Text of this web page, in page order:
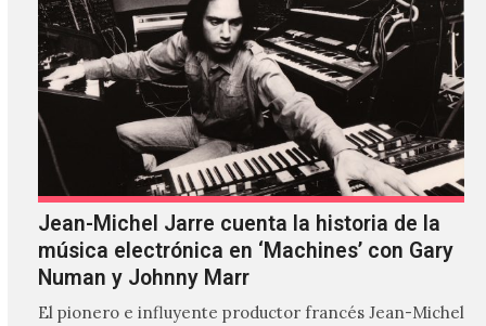
Jean-Michel Jarre cuenta la historia de la
música electrónica en ‘Machines’ con Gary
Numan y Johnny Marr
El pionero e influyente productor francés Jean-Michel